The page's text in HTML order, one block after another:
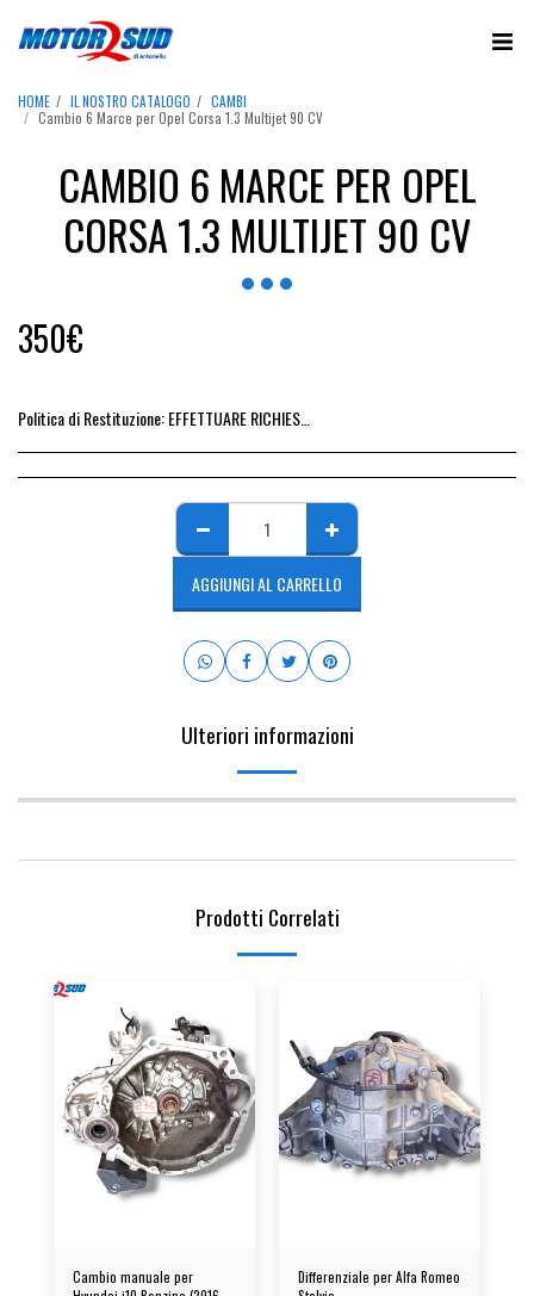
HOME IL NOSTRO CATALOGO
CAMBI
Cambio 6 Marce per Opel Corsa 1.3 Multijet 90 CV
CAMBIO 6 MARCE PER OPEL
CORSA 1.3 MULTIJET 90 CV
350€
Politica di Restituzione:EFFETTUARE RICHIESTA DI RESO ENTRO 14 GIORNI DALL&#039;ACQUISTO DEL RICAMBIO, IL RIMBORSO VIENE EMESSO ALLA CONSEGNA DEL RICAMBIO IN SEDE.
AGGIUNGI AL CARRELLO
Ulteriori informazioni
Prodotti Correlati
Cambio manuale per
Differenziale per Alfa Romeo